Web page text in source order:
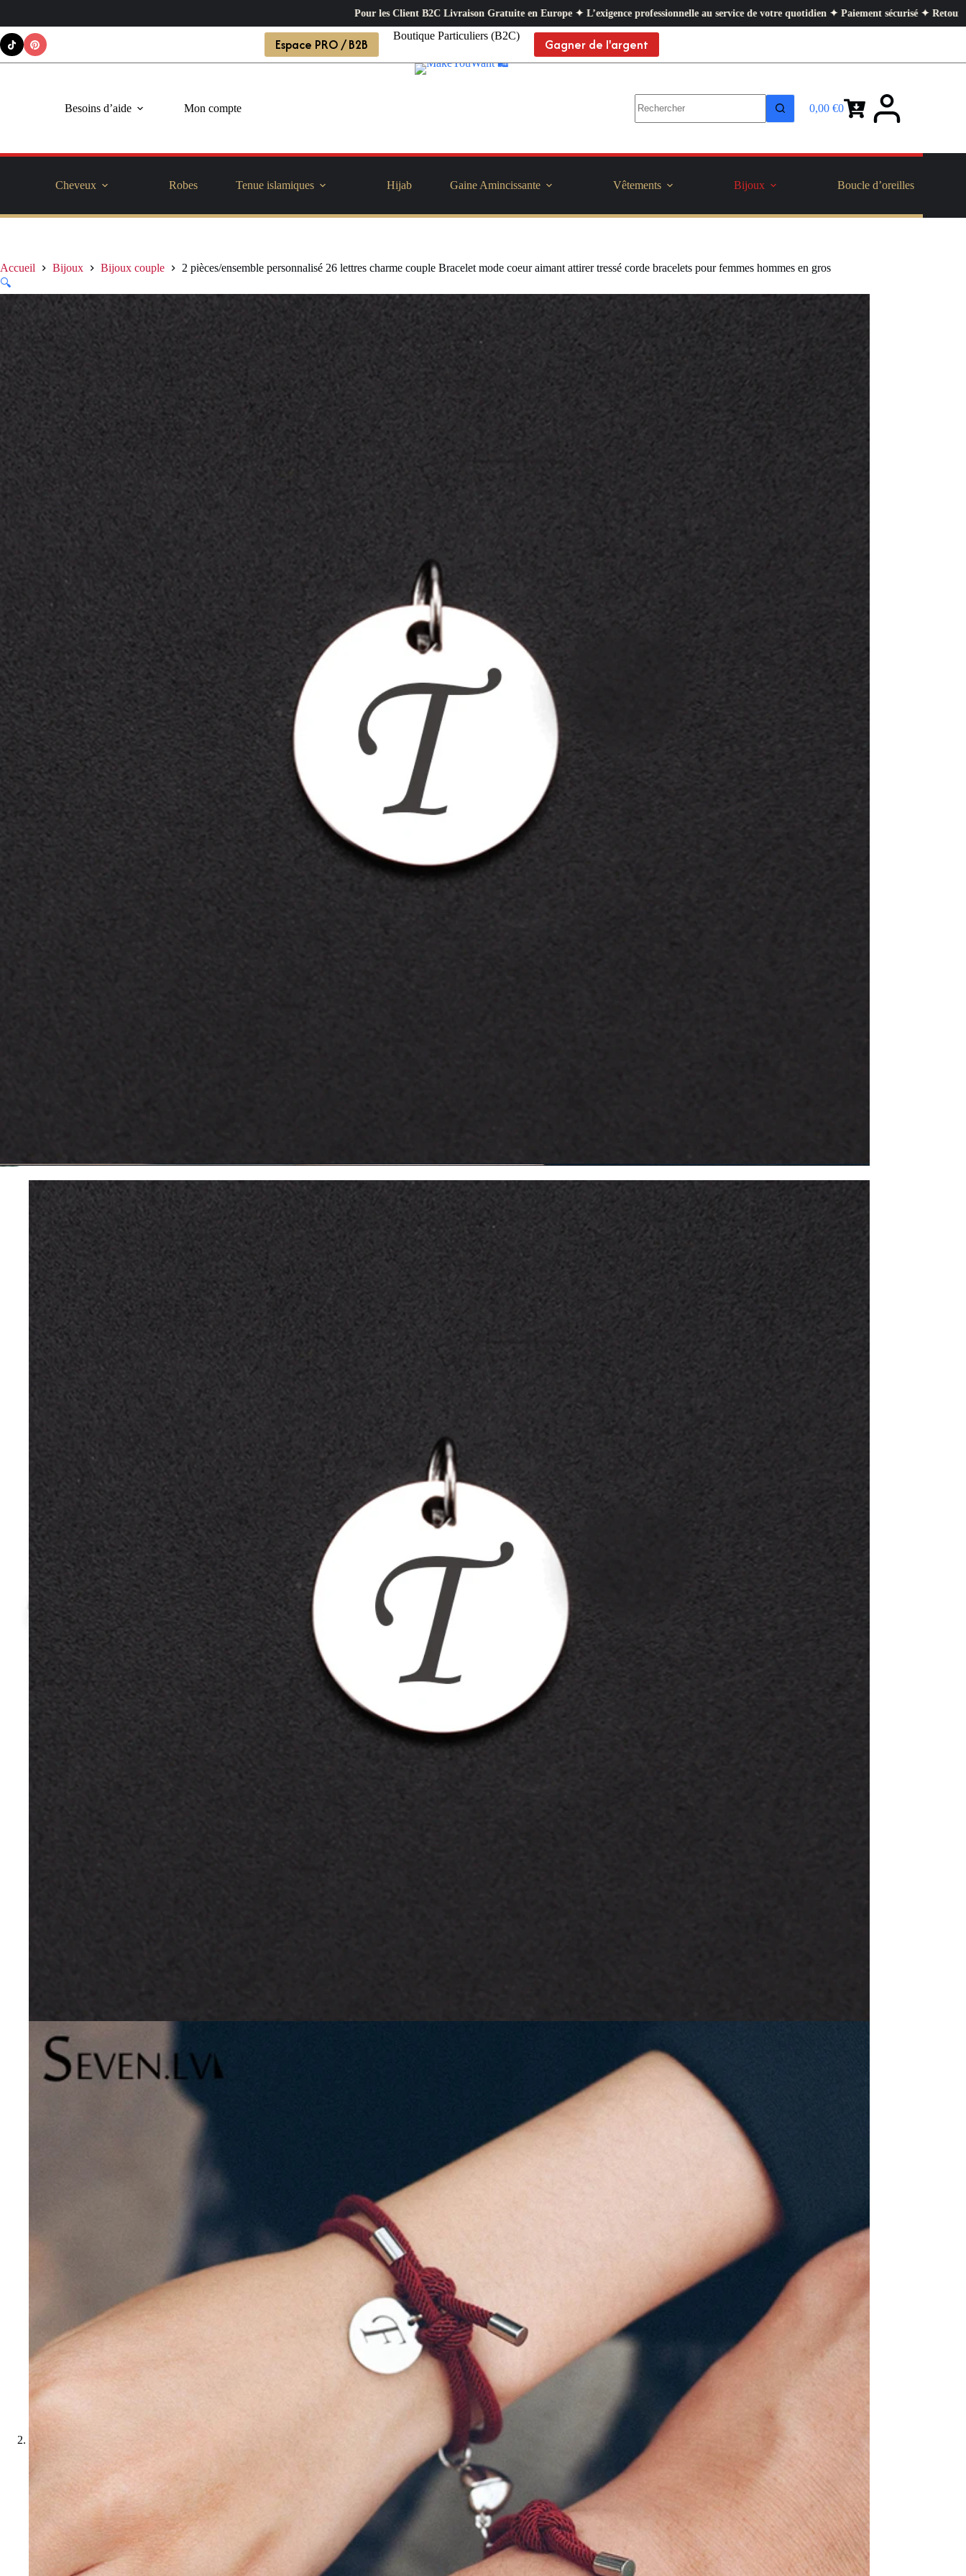
Pour les Client B2C Livraison Gratuite en Europe ✦ L’exigence professionnelle au service de votre quotidien ✦ Paiement sécurisé ✦ Retours faciles
Passer
au
contenu
Espace PRO / B2B Boutique Particuliers (B2C) Gagner de l'argent
Besoins d’aide Mon compte
Panier
0,00 €0
Cheveux Robes Tenue islamiques Hijab Gaine Amincissante Vêtements Bijoux Boucle d’oreilles
Accueil Bijoux Bijoux couple
2 pièces/ensemble personnalisé 26 lettres charme couple Bracelet mode coeur aimant attirer tressé corde bracelets pour femmes hommes en gros
🔍